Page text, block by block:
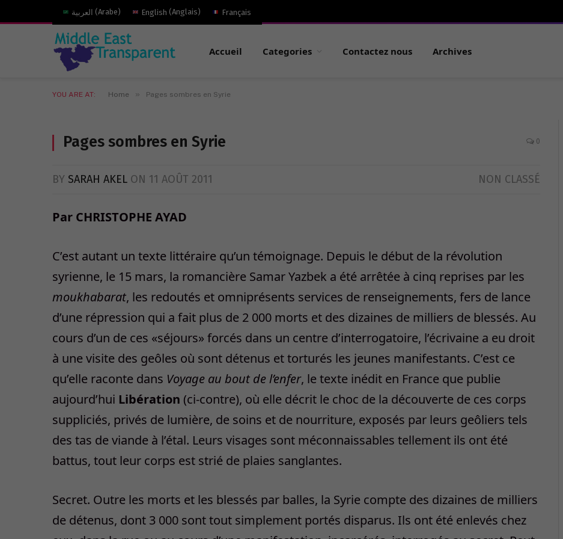
العربية (Arabe) English (Anglais) Français
Accueil Categories Contactez nous Archives
YOU ARE AT: Home » Pages sombres en Syrie
Pages sombres en Syrie 0
BY SARAH AKEL ON 11 AOÛT 2011 NON CLASSÉ
Par CHRISTOPHE AYAD
C’est autant un texte littéraire qu’un témoignage. Depuis le début de la révolution
syrienne, le 15 mars, la romancière Samar Yazbek a été arrêtée à cinq reprises par les
moukhabarat, les redoutés et omniprésents services de renseignements, fers de lance
d’une répression qui a fait plus de 2 000 morts et des dizaines de milliers de blessés. Au
cours d’un de ces «séjours» forcés dans un centre d’interrogatoire, l’écrivaine a eu droit
à une visite des geôles où sont détenus et torturés les jeunes manifestants. C’est ce
qu’elle raconte dans Voyage au bout de l’enfer, le texte inédit en France que publie
aujourd’hui Libération (ci-contre), où elle décrit le choc de la découverte de ces corps
suppliciés, privés de lumière, de soins et de nourriture, exposés par leurs geôliers tels
des tas de viande à l’étal. Leurs visages sont méconnaissables tellement ils ont été
battus, tout leur corps est strié de plaies sanglantes.
Secret. Outre les morts et les blessés par balles, la Syrie compte des dizaines de milliers
de détenus, dont 3 000 sont tout simplement portés disparus. Ils ont été enlevés chez